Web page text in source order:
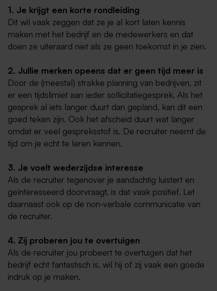
1. Je krijgt een korte rondleiding
Dit wil vaak zeggen dat ze je al kort laten kennis
maken met het bedrijf en de medewerkers en dat
doen ze uiteraard niet als ze geen toekomst in je zien.
2. Jullie merken opeens dat er geen tijd meer is
Door de (meestal) strakke planning van bedrijven, zit
er een tijdslimiet aan ieder sollicitatiegesprek. Als het
gesprek al iets langer duurt dan gepland, kan dit een
goed teken zijn. Ook het afscheid duurt wat langer
omdat er veel gespreksstof is. De recruiter neemt de
tijd om je echt te leren kennen.
3. Je voelt wederzijdse interesse
Als de recruiter tegenover je aandachtig luistert en
geïnteresseerd doorvraagt, is dat vaak positief. Let
daarnaast ook op de non-verbale communicatie van
de recruiter.
4. Zij proberen jou te overtuigen
Als de recruiter jou probeert te overtuigen dat het
bedrijf echt fantastisch is, wil hij of zij vaak een goede
indruk op je maken.